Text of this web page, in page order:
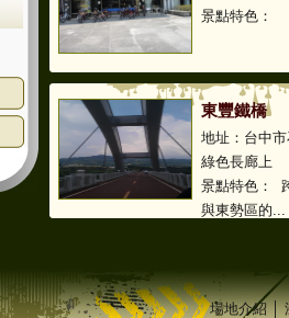
景點特色：
東豐鐵橋
地址：台中
綠色長廊上
景點特色：
與東勢區的...
場地介紹│